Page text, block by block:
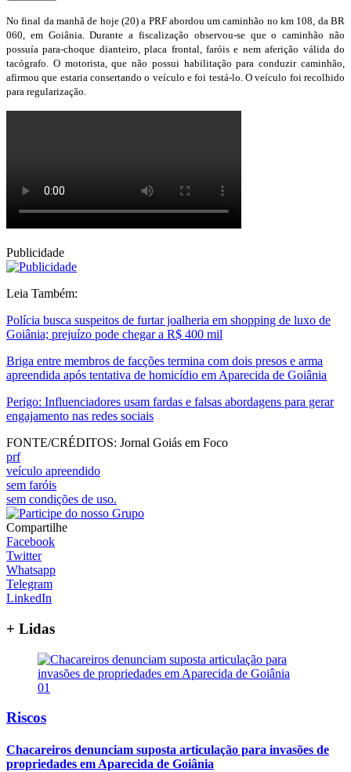
No final da manhã de hoje (20) a PRF abordou um caminhão no km 108, da BR
060, em Goiânia.Durante a fiscalização observou-se que o caminhão não
possuía para-choque dianteiro, placa frontal, faróis e nem aferição válida do
tacógrafo. O motorista, que não possui habilitação para conduzir caminhão,
afirmou que estaria consertando o veículo e foi testá-lo. O veículo foi recolhido
para regularização.
Publicidade
Leia Também:
Polícia busca suspeitos de furtar joalheria em shopping de luxo de
Goiânia; prejuízo pode chegar a R$ 400 mil
Briga entre membros de facções termina com dois presos e arma
apreendida após tentativa de homicídio em Aparecida de Goiânia
Perigo: Influenciadores usam fardas e falsas abordagens para gerar
engajamento nas redes sociais
FONTE/CRÉDITOS: Jornal Goiás em Foco
prf
veículo apreendido
sem faróis
sem condições de uso.
Compartilhe
Facebook
Twitter
Whatsapp
Telegram
LinkedIn
+ Lidas
01
Riscos
Chacareiros denunciam suposta articulação para invasões de
propriedades em Aparecida de Goiânia